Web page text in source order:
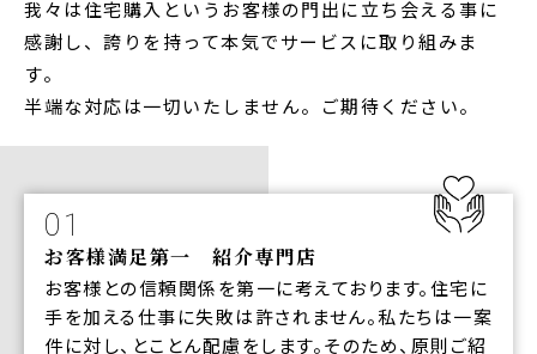
我々は住宅購入というお客様の門出に立ち会える事に
感謝し、誇りを持って本気でサービスに取り組みま
す。
半端な対応は一切いたしません。ご期待ください。
01
お客様満足第一 紹介専門店
お客様との信頼関係を第一に考えております。住宅に
手を加える仕事に失敗は許されません。私たちは一案
件に対し、とことん配慮をします。そのため、原則ご紹